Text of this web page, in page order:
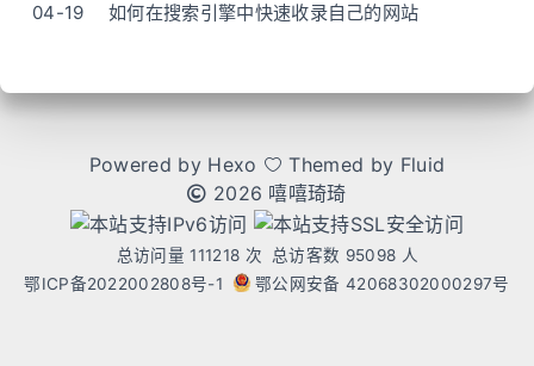
04-19 如何在搜索引擎中快速收录自己的网站
Powered by Hexo Themed by Fluid
2026 嘻嘻琦琦
总访问量111218 次 总访客数 95098 人
鄂ICP备2022002808号-1
鄂公网安备 42068302000297号